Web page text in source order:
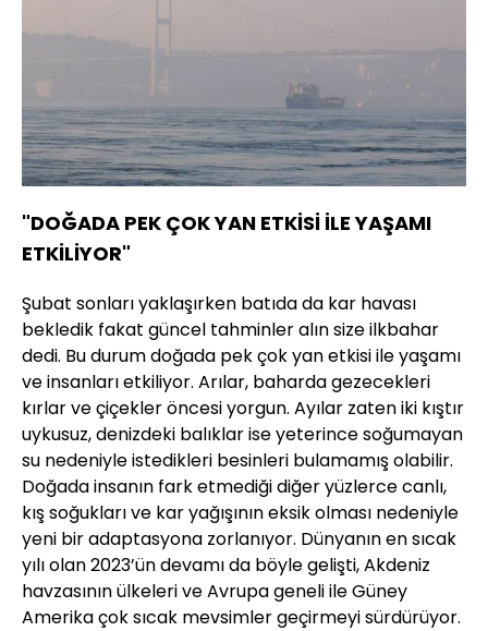
"DOĞADA PEK ÇOK YAN ETKİSİ İLE YAŞAMI
ETKİLİYOR"
Şubat sonları yaklaşırken batıda da kar havası
bekledik fakat güncel tahminler alın size ilkbahar
dedi. Bu durum doğada pek çok yan etkisi ile yaşamı
ve insanları etkiliyor. Arılar, baharda gezecekleri
kırlar ve çiçekler öncesi yorgun. Ayılar zaten iki kıştır
uykusuz, denizdeki balıklar ise yeterince soğumayan
su nedeniyle istedikleri besinleri bulamamış olabilir.
Doğada insanın fark etmediği diğer yüzlerce canlı,
kış soğukları ve kar yağışının eksik olması nedeniyle
yeni bir adaptasyona zorlanıyor. Dünyanın en sıcak
yılı olan 2023’ün devamı da böyle gelişti, Akdeniz
havzasının ülkeleri ve Avrupa geneli ile Güney
Amerika çok sıcak mevsimler geçirmeyi sürdürüyor.